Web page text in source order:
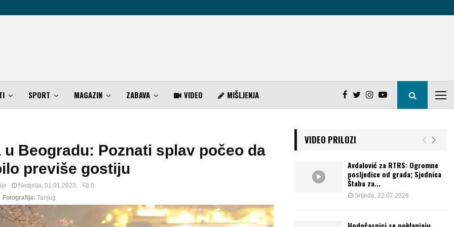
SPORT MAGAZIN ZABAVA VIDEO MIŠLJENJA
u Beogradu: Poznati splav počeo da
previše gostiju
Nedjelja, 01.01.2023.
0
Fotografija: Tanjug
VIDEO PRILOZI
Avdalović za RTRS: Ogromne
posljedice od grada; Sjednica
Štaba za...
Srijeda, 22.07.2026.